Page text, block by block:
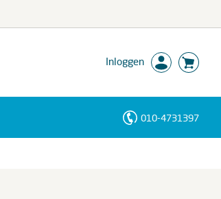
Inloggen
010-4731397